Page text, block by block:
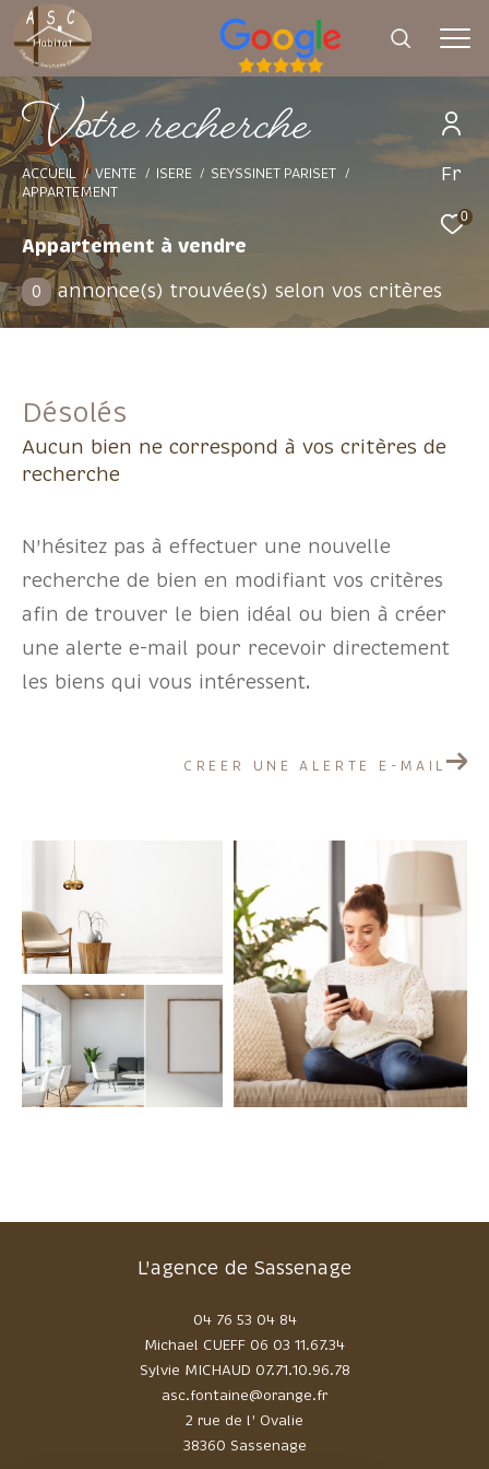
Fr
0
Voterecherche
ACCUEIL VENTE ISERE
SEYSSINET PARISET
APPARTEMENT
Appartement à vendre
0 annonce(s) trouvée(s) selon vos critères
Désolés
Aucun bien ne correspond à vos critères de
recherche
N'hésitez pas à effectuer une nouvelle
recherche de bien en modifiant vos critères
afin de trouver le bien idéal ou bien à créer
une alerte e-mail pour recevoir directement
les biens qui vous intéressent.
CREER UNE ALERTE E-MAIL
L'agence de Sassenage
04 76 53 04 84
2 rue de l' Ovalie
38360 Sassenage
Michael CUEFF 06 03 11.67.34
Sylvie MICHAUD 07.71.10.96.78
asc.fontaine@orange.fr
Effectuer une recherche
et trouver le bien qui correspond à vos
critères
Type d'offre
Sélectionner
Budget
Pièces
1 2 3 4 5+
Localisation
AFFINER LES CRITÈRES
Parking Terrasse Piscine
FILTRER PAR
Coups de coeur Exclusivités Nouveautés